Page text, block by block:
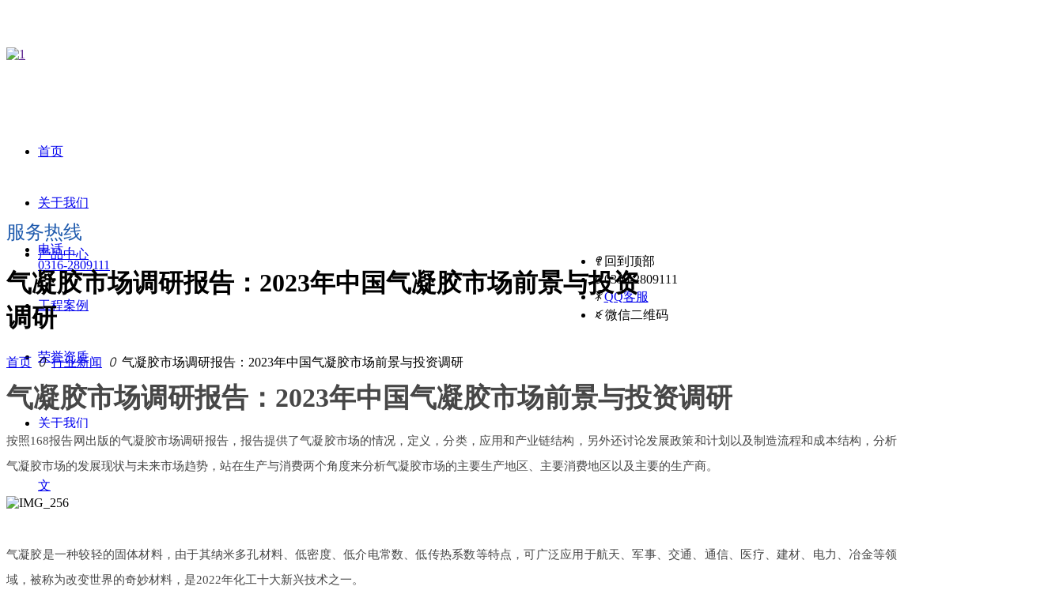
首页
关于我们
产品中心
工程案例
荣誉资质
新闻中心
联系我们
服务热线
电话：
0316-2809111
ꁸ 回到顶部
ꂅ 0316-2809111
ꁗ QQ客服
ꀥ 微信二维码
您好，欢迎访问河北金纳低碳材料有限公司网站，我们将竭诚为您服务！
关于我们
联系我们
ꀅ 简体中文
简体中
文
English
气凝胶市场调研报告：2023年中国气凝胶市场前景与投资
调研
首页 ꄲ 行业新闻 ꄲ 气凝胶市场调研报告：2023年中国气凝胶市场前景与投资调研
气凝胶市场调研报告 ： 2023年中国气凝胶市场前景与投资调研
按照168报告网出版的气凝胶市场调研报告，报告提供了气凝胶市场的情况，定义，分类，应用和产业链结构，另外还讨论发展政策和计划以及制造流程和成本结构，分析
气凝胶市场的发展现状与未来市场趋势，站在生产与消费两个角度来分析气凝胶市场的主要生产地区、主要消费地区以及主要的生产商。
气凝胶是一种较轻的固体材料，由于其纳米多孔材料、低密度、低介电常数、低传热系数等特点，可广泛应用于航天、军事、交通、通信、医疗、建材、电力、冶金等领
域，被称为改变世界的奇妙材料， 是2022年化工十大新兴技术之一。